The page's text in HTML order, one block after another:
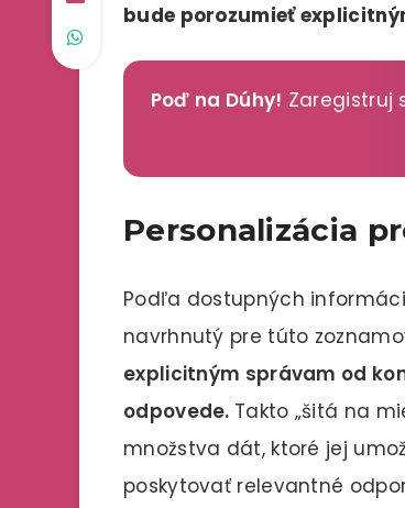
bude porozumieť
Poď na Dúhy! Zaregistruj
Personalizácia
Podľa dostupných
navrhnutý pre túto
explicitným správam od
odpovede. Takto „šitá na
množstva dát, ktoré jej
poskytovať relevantné